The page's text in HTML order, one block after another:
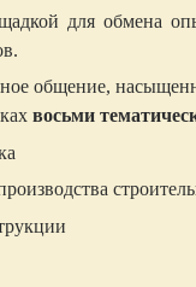
для обмена
общение,
восьми